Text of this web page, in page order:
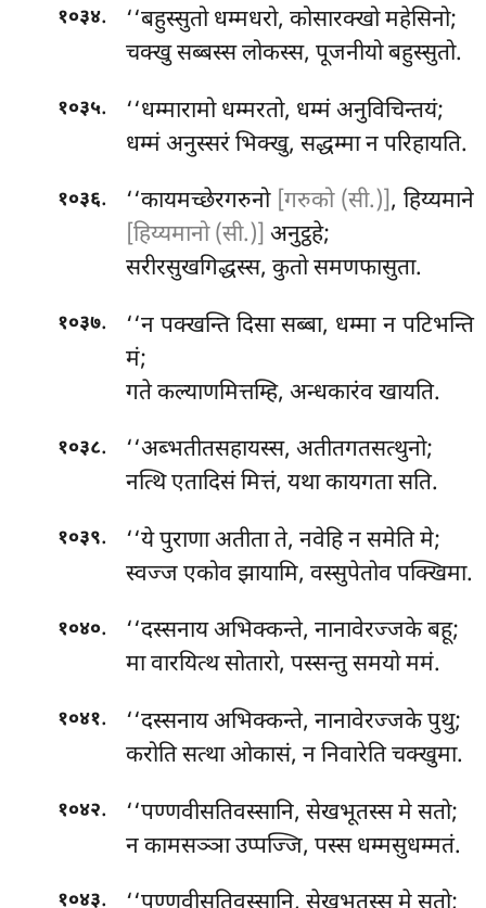
१०३४.
‘‘बहुस्सुतो धम्मधरो, कोसारक्खो महेसिनो;
चक्खु सब्बस्स लोकस्स, पूजनीयो बहुस्सुतो.
१०३५.
‘‘धम्मारामो धम्मरतो, धम्मं अनुविचिन्तयं;
धम्मं अनुस्सरं भिक्खु, सद्धम्मा न परिहायति.
१०३६. ‘‘कायमच्छेरगरुनो [गरुको (सी.)], हिय्यमाने
[हिय्यमानो (सी.)] अनुट्ठहे;
सरीरसुखगिद्धस्स, कुतो समणफासुता.
१०३७. ‘‘न पक्खन्ति दिसा सब्बा, धम्मा न पटिभन्ति
मं;
गते कल्याणमित्तम्हि, अन्धकारंव खायति.
१०३८.
‘‘अब्भतीतसहायस्स, अतीतगतसत्थुनो;
नत्थि एतादिसं मित्तं, यथा कायगता सति.
१०३९.
‘‘ये पुराणा अतीता ते, नवेहि न समेति मे;
स्वज्ज एकोव झायामि, वस्सुपेतोव पक्खिमा.
१०४०.
‘‘दस्सनाय अभिक्कन्ते, नानावेरज्जके बहू;
मा वारयित्थ सोतारो, पस्सन्तु समयो ममं.
१०४१. ‘‘दस्सनायअभिक्कन्ते, नानावेरज्जके पुथु;
करोति सत्था ओकासं, न निवारेति चक्खुमा.
१०४२.
‘‘पण्णवीसतिवस्सानि, सेखभूतस्स मे सतो;
न कामसञ्ञा उप्पज्जि, पस्स धम्मसुधम्मतं.
१०४३.